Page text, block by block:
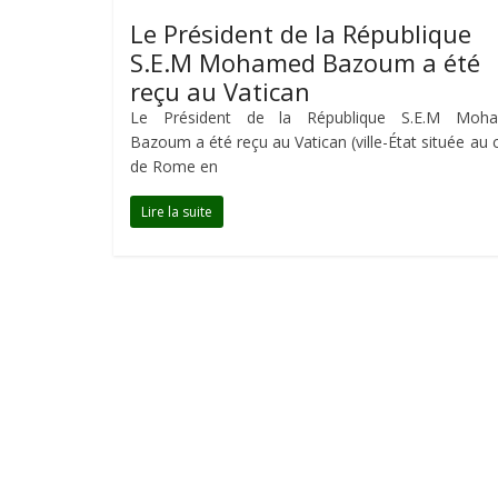
Le Président de la République
S.E.M Mohamed Bazoum a été
reçu au Vatican
Le Président de la République S.E.M
Bazoum a été reçu au Vatican (ville-État située au
de Rome en
Lire la suite